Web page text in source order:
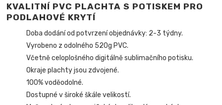
KVALITNÍ PVC PLACHTA S POTISKEM PRO
PODLAHOVÉ KRYTÍ
Doba dodání od potvrzení objednávky: 2-3 týdny.
Vyrobeno z odolného 520g PVC.
Včetně celoplošného digitálně sublimačního potisku.
Okraje plachty jsou zdvojené.
100% voděodolné.
Dostupné v široké škále velikostí.